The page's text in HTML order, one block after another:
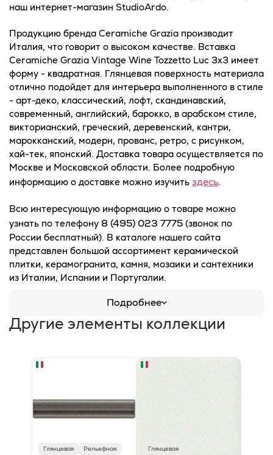
наш интернет-магазин StudioArdo.
Продукцию бренда Ceramiche Grazia производит
Италия, что говорит о высоком качестве. Вставка
Ceramiche Grazia Vintage Wine Tozzetto Luc 3x3 имеет
форму - квадратная. Глянцевая поверхность материала
отлично подойдет для интерьера выполненного в стиле
- арт-деко, классический, лофт, скандинавский,
современный, английский, барокко, в арабском стиле,
викторианский, греческий, деревенский, кантри,
марокканский, модерн, прованс, ретро, с рисунком,
хай-тек, японский. Доставка товара осуществляется по
Москве и Московской области. Более подробную
информацию о доставке можно изучить здесь.
Всю интересующую информацию о товаре можно
узнать по телефону 8 (495) 023 7775 (звонок по
России бесплатный). В каталоге нашего сайта
представлен большой ассортимент керамической
плитки, керамогранита, камня, мозаики и сантехники
из Италии, Испании и Португалии.
Подробнее
Другие элементы коллекции
Глянцевая Рельефная Глянцевая